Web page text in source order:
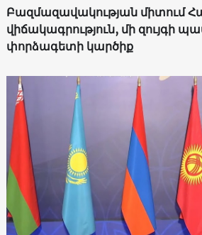
Բազմազավակության միտում
վիճակագրություն, մի զույգի
փորձագետի կարծիք